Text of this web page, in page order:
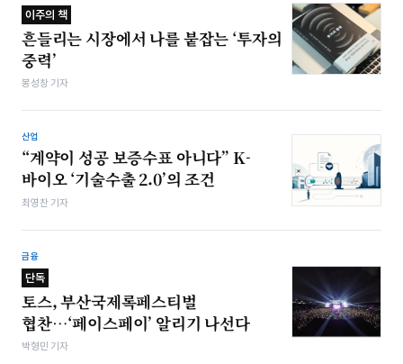
이주의 책
흔들리는 시장에서 나를 붙잡는 ‘투자의
중력’
봉성창 기자
산업
“계약이 성공 보증수표 아니다” K-
바이오 ‘기술수출 2.0’의 조건
최영찬 기자
금융
단독
토스, 부산국제록페스티벌
협찬…‘페이스페이’ 알리기 나선다
박형민 기자